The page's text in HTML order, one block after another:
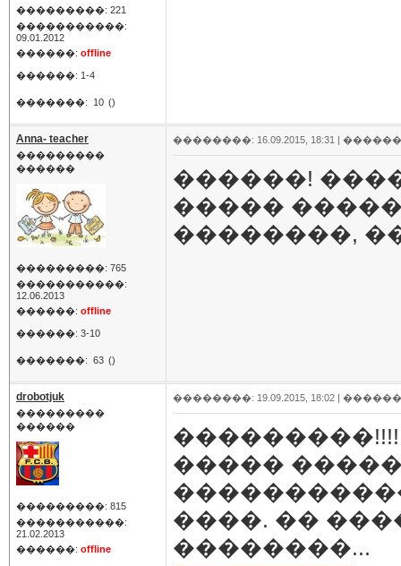
���������: 221
�����������:
09.01.2012
������: offline
������: 1-4
�������: 10 ()
Anna- teacher
���������
������
���������: 765
�����������:
12.06.2013
������: offline
������: 3-10
�������: 63 ()
��������: 16.09.2015, 18:31 |
������!
�����
��������,
drobotjuk
���������
������
���������: 815
�����������:
21.02.2013
������: offline
��������: 19.09.2015, 18:02 |
�����
����. ��
��������...